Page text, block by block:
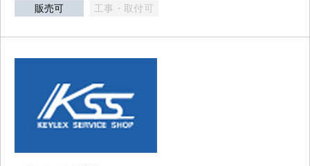
販売可 工事・取付可